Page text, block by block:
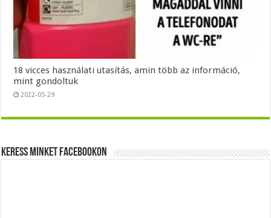
18 vicces használati utasítás, amin több az információ,
mint gondoltuk
2022-05-29
Keress minket Facebookon